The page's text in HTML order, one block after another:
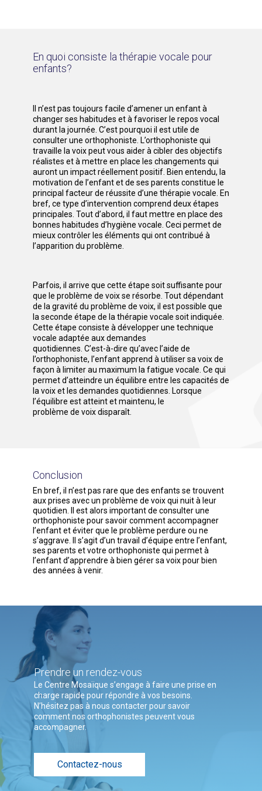
En quoi consiste la thérapie vocale pour
enfants?
Il n’est pas toujours facile d’amener un enfant à
changer ses habitudes et à favoriser le repos vocal
durant la journée. C’est pourquoi il est utile de
consulter une orthophoniste. L’orthophoniste qui
travaille la voix peut vous aider à cibler des objectifs
réalistes et à mettre en place les changements qui
auront un impact réellement positif. Bien entendu, la
motivation de l’enfant et de ses parents constitue le
principal facteur de réussite d’une thérapie vocale. En
bref, ce type d’intervention comprend deux étapes
principales. Tout d’abord, il faut mettre en place des
bonnes habitudes d’hygiène vocale. Ceci permet de
mieux contrôler les éléments qui ont contribué à
l’apparition du problème.
Parfois, il arrive que cette étape soit suffisante pour
que le problème de voix se résorbe. Tout dépendant
de la gravité du problème de voix, il est possible que
la seconde étape de la thérapie vocale soit indiquée.
Cette étape consiste à développer une technique
vocale adaptée aux demandes
quotidiennes. C’est-à-dire qu’avec l’aide de
l’orthophoniste, l’enfant apprend à utiliser sa voix de
façon à limiter au maximum la fatigue vocale. Ce qui
permet d’atteindre un équilibre entre les capacités de
la voix et les demandes quotidiennes. Lorsque
l’équilibre est atteint et maintenu, le
problème de voix disparaît.
Conclusion
En bref, il n’est pas rare que des enfants se trouvent
aux prises avec un problème de voix qui nuit à leur
quotidien. Il est alors important de consulter une
orthophoniste pour savoir comment accompagner
l’enfant et éviter que le problème perdure ou ne
s’aggrave. Il s’agit d’un travail d’équipe entre l’enfant,
ses parents et votre orthophoniste qui permet à
l’enfant d’apprendre à bien gérer sa voix pour bien
des années à venir.
Prendre un rendez-vous
Le Centre Mosaïque s’engage à faire une prise en
charge rapide pour répondre à vos besoins.
N’hésitez pas à nous contacter pour savoir
comment nos orthophonistes peuvent vous
accompagner.
Contactez-nous